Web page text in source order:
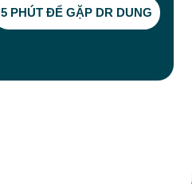
5 PHÚT ĐỂ GẶP DR DUNG